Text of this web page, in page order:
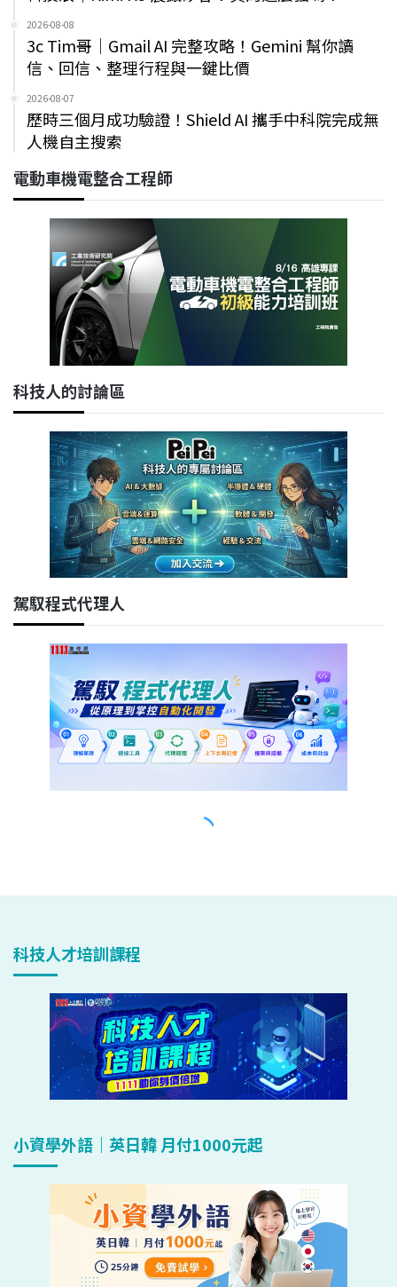
科技人才培訓課程
小資學外語｜英日韓 月付1000元起